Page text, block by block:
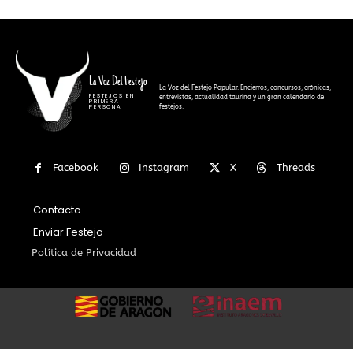
La Voz Del Festejo
FESTEJOS EN
PRIMERA
PERSONA
La Voz del Festejo Popular. Encierros, concursos, crónicas,
entrevistas, actualidad taurina y un gran calendario de
festejos.
Facebook Instagram X Threads
Contacto
Enviar Festejo
Política de Privacidad